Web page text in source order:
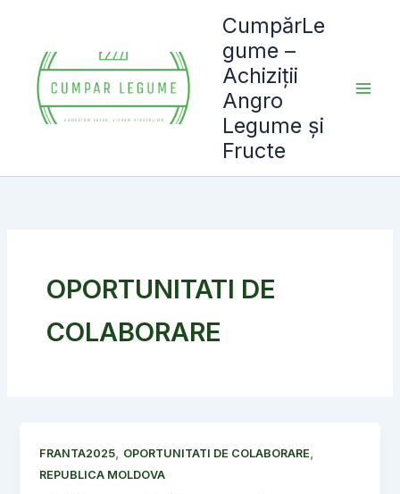
content
CumpărLe
gume –
Achiziții
Angro
Legume și
Fructe
OPORTUNITATI DE
COLABORARE
FRANTA2025, OPORTUNITATI DE COLABORARE,
REPUBLICA MOLDOVA